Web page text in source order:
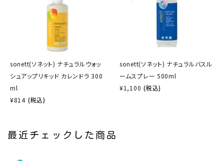
sonett(ソネット) ナチュラルウォッ
シュアップリキッド カレンドラ 300
ml
¥814 (税込)
sonett(ソネット) ナチュラルバスル
ームスプレー 500ml
¥1,100 (税込)
最近チェックした商品